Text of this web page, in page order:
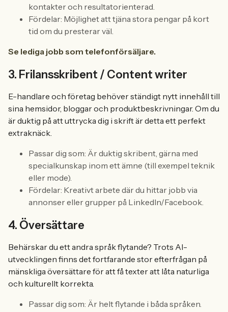
kontakter och resultatorienterad.
Fördelar: Möjlighet att tjäna stora pengar på kort
tid om du presterar väl.
Se lediga jobb som telefonförsäljare.
3. Frilansskribent / Content writer
E-handlare och företag behöver ständigt nytt innehåll till
sina hemsidor, bloggar och produktbeskrivningar. Om du
är duktig på att uttrycka dig i skrift är detta ett perfekt
extraknäck.
Passar dig som: Är duktig skribent, gärna med
specialkunskap inom ett ämne (till exempel teknik
eller mode).
Fördelar: Kreativt arbete där du hittar jobb via
annonser eller grupper på LinkedIn/Facebook.
4. Översättare
Behärskar du ett andra språk flytande? Trots AI-
utvecklingen finns det fortfarande stor efterfrågan på
mänskliga översättare för att få texter att låta naturliga
och kulturellt korrekta.
Passar dig som: Är helt flytande i båda språken.